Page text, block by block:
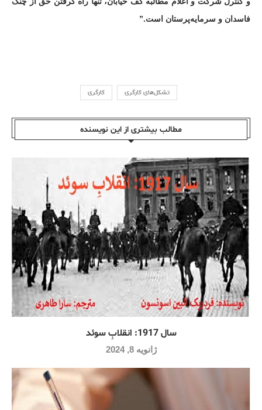
فاسدان و سرمایه‌پرستان است.”
تشکل‌های کارگری کارگری
مطالب بیشتری از این نویسندە
سال 1917: انقلابِ سوئد
ژانویه 8, 2024